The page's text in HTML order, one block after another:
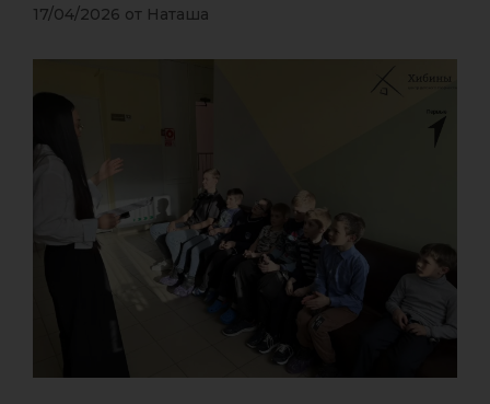
17/04/2026 от Наташа